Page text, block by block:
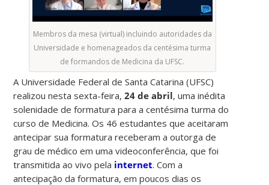
Membros da mesa (virtual) incluindo autoridades da
Universidade e homenageados da centésima turma
de formandos de Medicina da UFSC.
A Universidade Federal de Santa Catarina (UFSC)
realizou nesta sexta-feira,24 de abril, uma inédita
solenidade de formatura para a centésima turma do
curso de Medicina. Os 46 estudantes que aceitaram
antecipar sua formatura receberam a outorga de
grau de médico em uma videoconferência, que foi
transmitida ao vivo pela internet. Com a
antecipação da formatura, em poucos dias os